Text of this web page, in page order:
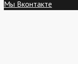
Мы Вконтакте